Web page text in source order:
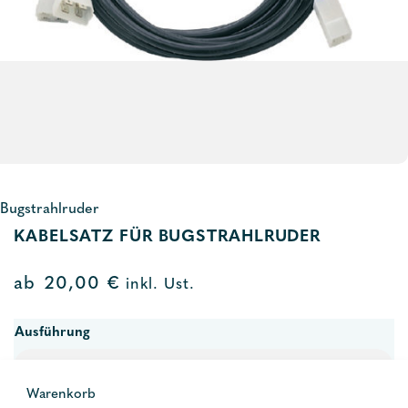
Warenkorb
Bugstrahlruder
KABELSATZ FÜR BUGSTRAHLRUDER
ab 20,00 € inkl. Ust.
Ausführung